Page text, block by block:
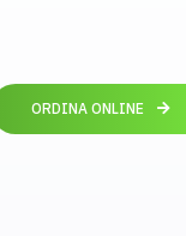
ORDINA ONLINE